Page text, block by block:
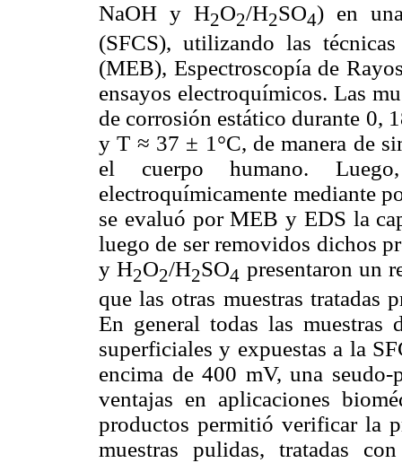
NaOH y H2O2/H2SO4) en
(SFCS), utilizando las
(MEB), Espectroscopía de
ensayos electroquímicos. Las
de corrosión estático durante 0,
y T ≈ 37 ± 1°C, de manera de
el cuerpo humano.
electroquímicamente mediante
se evaluó por MEB y EDS la
luego de ser removidos dichos
y H2O2/H2SO4 presentaron un
que las otras muestras tratadas
En general todas las
superficiales y expuestas a la
encima de 400 mV, una
ventajas en aplicaciones
productos permitió verificar la
muestras pulidas, tratadas